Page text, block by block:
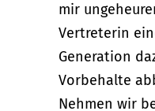
mir
Vertreterin
Generation
Vorbehalte
Nehmen wir